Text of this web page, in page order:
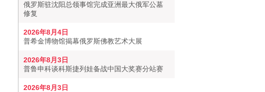
俄罗斯驻沈阳总领事馆完成亚洲最大俄军公墓
修复
2026年8月4日
普希金博物馆揭幕俄罗斯佛教艺术大展
2026年8月3日
普鲁申科谈科斯捷列娃备战中国大奖赛分站赛
2026年8月3日